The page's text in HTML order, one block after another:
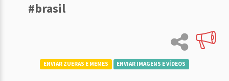
#brasil
ENVIAR ZUERAS E MEMES ENVIAR IMAGENS E VÍDEOS